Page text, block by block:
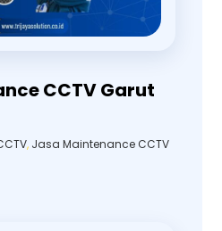
CCTV Garut
, Jasa Maintenance CCTV